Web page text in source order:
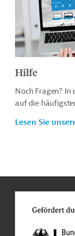
Hilfe
Noch Fragen?
auf die
Lesen Sie